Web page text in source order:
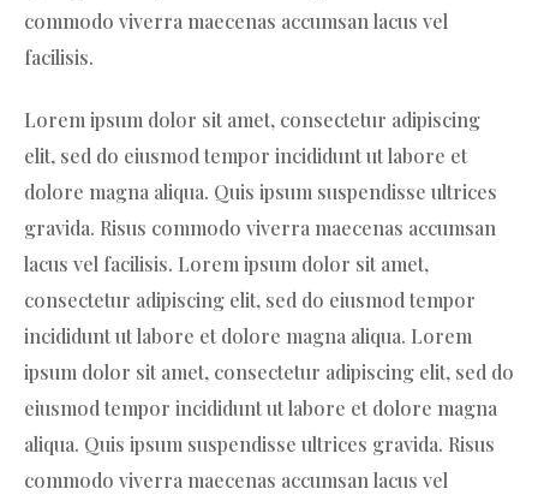
commodo viverra maecenas accumsan lacus vel
facilisis.
Lorem ipsum dolor sit amet, consectetur adipiscing
elit, sed do eiusmod tempor incididunt ut labore et
dolore magna aliqua. Quis ipsum suspendisse ultrices
gravida. Risus commodo viverra maecenas accumsan
lacus vel facilisis. Lorem ipsum dolor sit amet,
consectetur adipiscing elit, sed do eiusmod tempor
incididunt ut labore et dolore magna aliqua. Lorem
ipsum dolor sit amet, consectetur adipiscing elit, sed do
eiusmod tempor incididunt ut labore et dolore magna
aliqua. Quis ipsum suspendisse ultrices gravida. Risus
commodo viverra maecenas accumsan lacus vel